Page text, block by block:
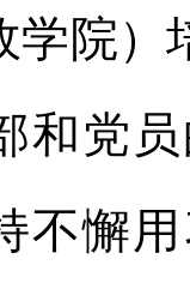
学院）
和党
不懈